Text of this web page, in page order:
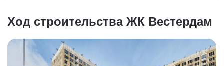
Ход строительства ЖК Вестердам